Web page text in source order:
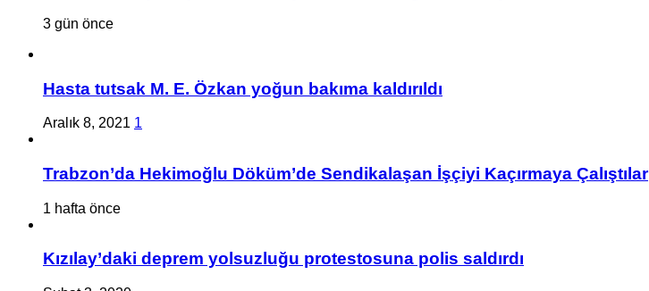
3 gün önce
Hasta tutsak M. E. Özkan yoğun bakıma kaldırıldı
Aralık 8, 2021 1
Trabzon’da Hekimoğlu Döküm’de Sendikalaşan İşçiyi Kaçırmaya Çalıştılar
1 hafta önce
Kızılay’daki deprem yolsuzluğu protestosuna polis saldırdı